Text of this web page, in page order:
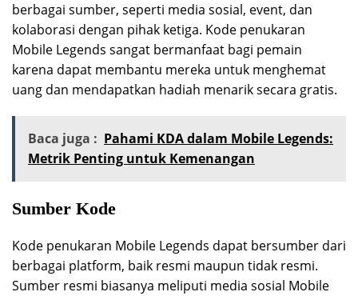
berbagai sumber, seperti media sosial, event, dan
kolaborasi dengan pihak ketiga. Kode penukaran
Mobile Legends sangat bermanfaat bagi pemain
karena dapat membantu mereka untuk menghemat
uang dan mendapatkan hadiah menarik secara gratis.
Baca juga : Pahami KDA dalam Mobile Legends:
Metrik Penting untuk Kemenangan
Sumber Kode
Kode penukaran Mobile Legends dapat bersumber dari
berbagai platform, baik resmi maupun tidak resmi.
Sumber resmi biasanya meliputi media sosial Mobile